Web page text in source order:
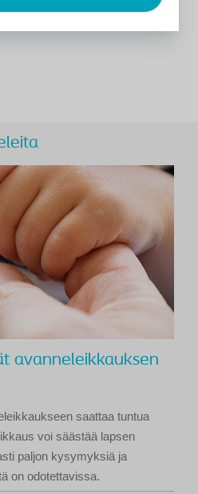
avanneleikkauksen
saattaa tuntua
voi säästää lapsen
paljon kysymyksiä ja
on odotettavissa.